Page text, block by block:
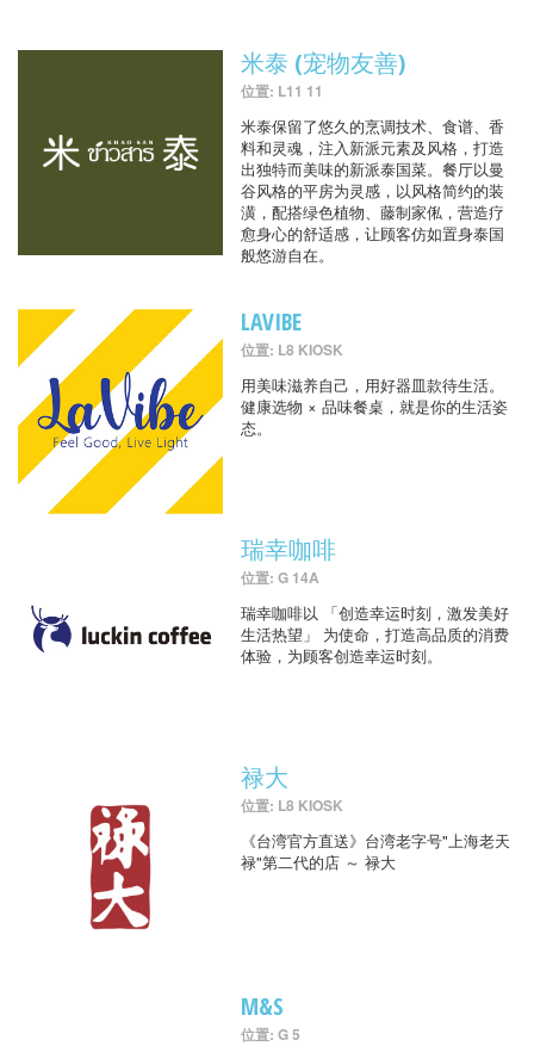
米泰 (宠物友善)
位置: L11 11
米泰保留了悠久的烹调技术、食谱、香
料和灵魂，注入新派元素及风格，打造
出独特而美味的新派泰国菜。餐厅以曼
谷风格的平房为灵感，以风格简约的装
潢，配搭绿色植物、藤制家俬，营造疗
愈身心的舒适感，让顾客仿如置身泰国
般悠游自在。
LAVIBE
位置: L8 KIOSK
用美味滋养自己，用好器皿款待生活。
健康选物 × 品味餐桌，就是你的生活姿
态。
瑞幸咖啡
位置: G 14A
瑞幸咖啡以 「创造幸运时刻，激发美好
生活热望」 为使命，打造高品质的消费
体验，为顾客创造幸运时刻。
禄大
位置: L8 KIOSK
《台湾官方直送》台湾老字号"上海老天
禄"第二代的店 ～ 禄大
M&S
位置: G 5